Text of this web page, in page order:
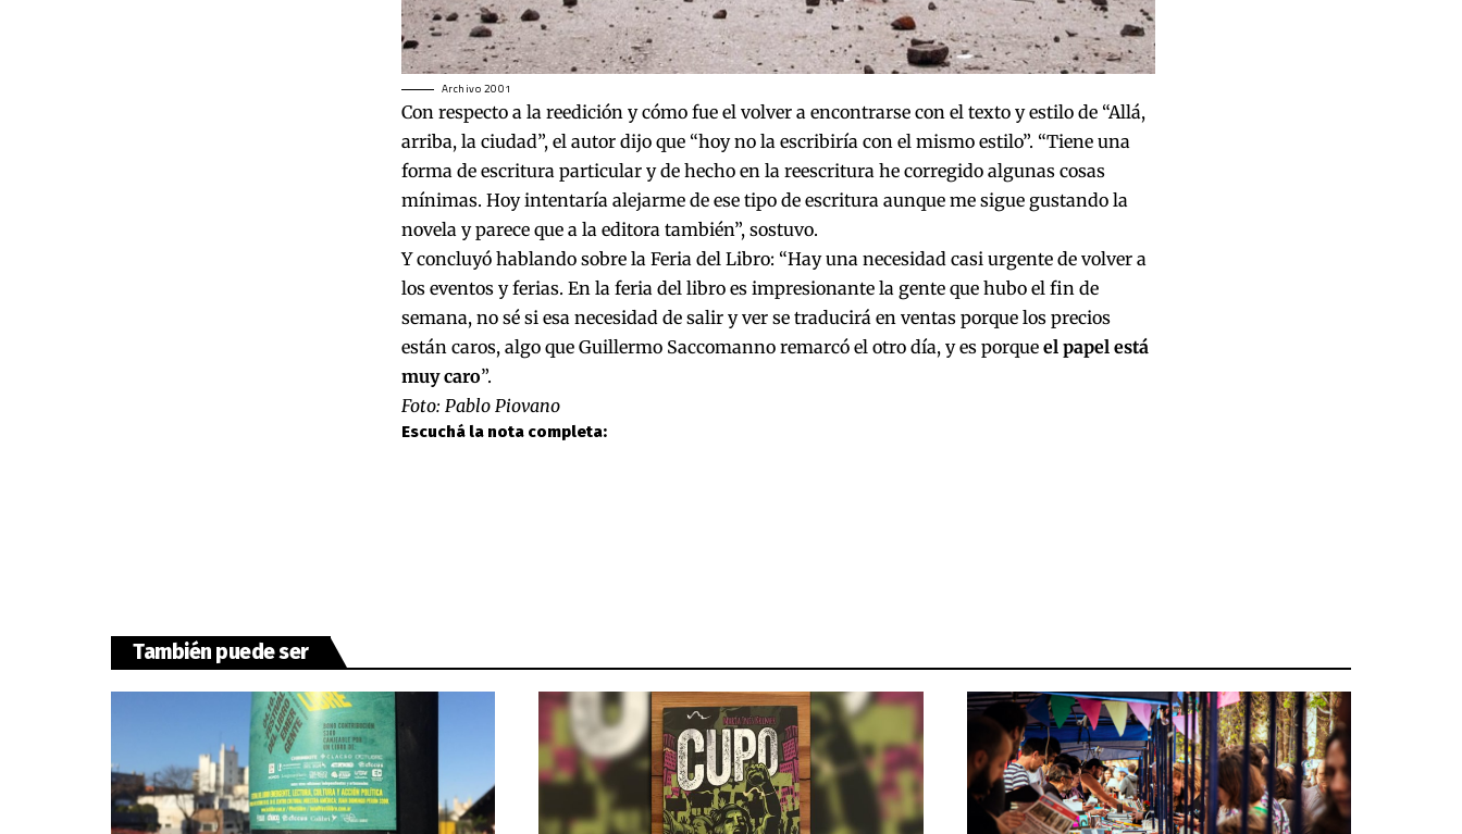
Archivo 2001
Con respecto a la reedición y cómo fue el volver a encontrarse con el texto y estilo de “Allá,
arriba, la ciudad”, el autor dijo que “hoy no la escribiría con el mismo estilo”. “Tiene una
forma de escritura particular y de hecho en la reescritura he corregido algunas cosas
mínimas. Hoy intentaría alejarme de ese tipo de escritura aunque me sigue gustando la
novela y parece que a la editora también”, sostuvo.
Y concluyó hablando sobre la Feria del Libro: “Hay una necesidad casi urgente de volver a
los eventos y ferias. En la feria del libro es impresionante la gente que hubo el fin de
semana, no sé si esa necesidad de salir y ver se traducirá en ventas porque los precios
están caros, algo que Guillermo Saccomanno remarcó el otro día, y es porque el papel está
muy caro”.
Foto: Pablo Piovano
Escuchá la nota completa:
También puede ser